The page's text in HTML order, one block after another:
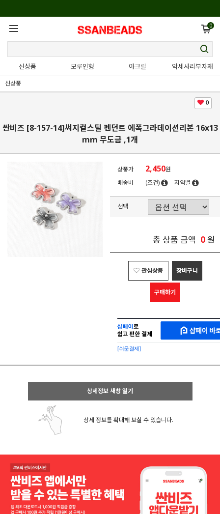
0
신상품 모루인형 아크릴 악세사리부자재
신상품
0
싼비즈 [8-157-14]써지컬스틸 펜던트 에폭그라데이션리본 16x13
mm 무도금 ,1개
상품가 2,450원
배송비
(조건) 지역별
선택
총 상품 금액 0원
관심상품 장바구니
구매하기
MAKESHOP
SHOPPAY
로
간
구
샵
페
페
이
구
[쉬운결제]
상세정보 새창 열기
상세 정보를 확대해 보실 수 있습니다.